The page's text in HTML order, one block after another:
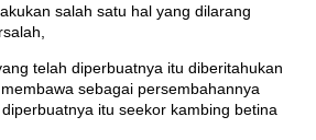
salah satu hal yang dilarang
telah diperbuatnya itu diberitahukan
sebagai persembahannya
itu seekor kambing betina